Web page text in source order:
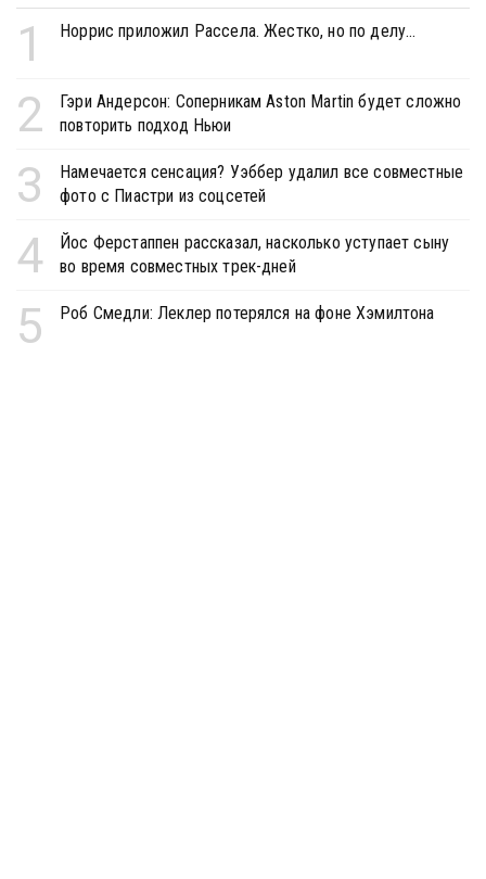
1 Норрис приложил Рассела. Жестко, но по делу...
2
Гэри Андерсон: Соперникам Aston Martin будет сложно
повторить подход Ньюи
3
Намечается сенсация? Уэббер удалил все совместные
фото с Пиастри из соцсетей
4
Йос Ферстаппен рассказал, насколько уступает сыну
во время совместных трек-дней
5 Роб Смедли: Леклер потерялся на фоне Хэмилтона